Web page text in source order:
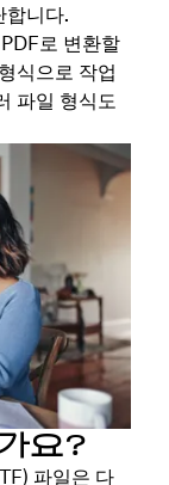
합니다.
로 변환할
식으로 작업
파일 형식도
요?
파일은 다